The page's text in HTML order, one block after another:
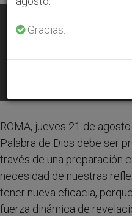
AUG 21, 2008 00:00
ROMA, jueves 21 de
Palabra de Dios debe ser
través de una preparación
necesidad de nuestras
tener nueva eficacia,
fuerza dinámica de
Gracias.